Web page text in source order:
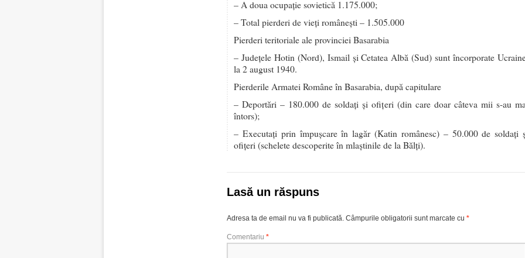
– A doua ocupație sovietică 1.175.000;
– Total pierderi de vieţi româneşti – 1.505.000
Pierderi teritoriale ale provinciei Basarabia
– Județele Hotin (Nord), Ismail și Cetatea Albă (Sud) sunt încorporate
la 2 august 1940.
Pierderile Armatei Române în Basarabia, după capitulare
– Deportări – 180.000 de soldați și ofițeri (din care doar câteva mii s-au
întors);
– Executați prin împușcare în lagăr (Katin românesc) – 50.000 de soldați
ofițeri (schelete descoperite în mlaștinile de la Bălți).
Lasă un răspuns
Adresa ta de email nu va fi publicată. Câmpurile obligatorii sunt marcate cu *
Comentariu *